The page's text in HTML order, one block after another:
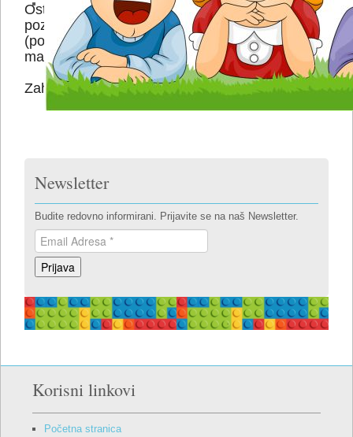
Ostala dokumentacija donosi se isključivo po
pozitivnom rezultatu upisa. Objava rezultata
(pozitivna ili negativna) stići će Vam na Vašu e-
mail adresu nakon provedene obrade.
Zahvaljujemo Vam na interesu za naš Vrtić.
Newsletter
Budite redovno informirani. Prijavite se na naš Newsletter.
Korisni linkovi
Početna stranica